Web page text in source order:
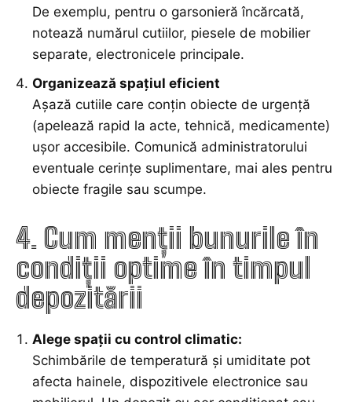
De exemplu, pentru o garsonieră încărcată,
notează numărul cutiilor, piesele de mobilier
separate, electronicele principale.
Organizează spațiul eficient
Așază cutiile care conțin obiecte de urgență
(apelează rapid la acte, tehnică, medicamente)
ușor accesibile. Comunică administratorului
eventuale cerințe suplimentare, mai ales pentru
obiecte fragile sau scumpe.
4. Cum menții bunurile în
condiții optime în timpul
depozitării
Alege spații cu control climatic:
Schimbările de temperatură și umiditate pot
afecta hainele, dispozitivele electronice sau